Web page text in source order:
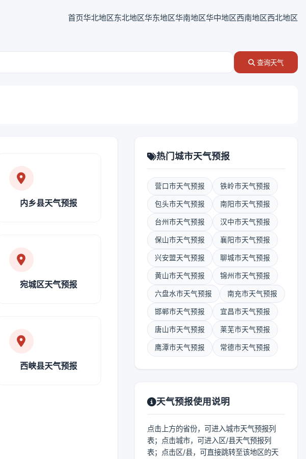
首页华北地区东北地区华东地区华南地区华中地区西南地区西北地区
查询天气
内乡县天气预报
宛城区天气预报
西峡县天气预报
热门城市天气预报
营口市天气预报 铁岭市天气预报
包头市天气预报 南阳市天气预报
台州市天气预报 汉中市天气预报
保山市天气预报 襄阳市天气预报
兴安盟天气预报 聊城市天气预报
黄山市天气预报 锦州市天气预报
六盘水市天气预报 南充市天气预报
邯郸市天气预报 宜昌市天气预报
唐山市天气预报 莱芜市天气预报
鹰潭市天气预报 常德市天气预报
天气预报使用说明
点击上方的省份，可进入城市天气预报列
表；点击城市，可进入区/县天气预报列
表；点击区/县，可直接跳转至该地区的天